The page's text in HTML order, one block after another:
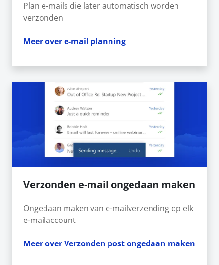
Plan e-mails die later automatisch worden
verzonden
Meer over e-mail planning
Verzonden e-mail ongedaan maken
Ongedaan maken van e-mailverzending op elk
e-mailaccount
Meer over Verzonden post ongedaan maken